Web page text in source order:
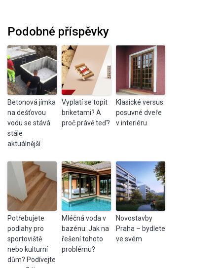
Podobné příspěvky
Betonová jímka
na dešťovou
vodu se stává
stále
aktuálnější
Vyplatí se topit
briketami? A
proč právě teď?
Klasické versus
posuvné dveře
v interiéru
Potřebujete
podlahy pro
sportoviště
nebo kulturní
dům? Podívejte
Mléčná voda v
bazénu: Jak na
řešení tohoto
problému?
Novostavby
Praha – bydlete
ve svém